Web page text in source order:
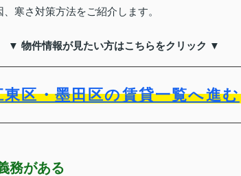
寒さ対策方法をご紹介します。
▼ 物件情報が見たい方はこちらをクリック ▼
東区・墨田区の賃貸一覧へ進む
務がある